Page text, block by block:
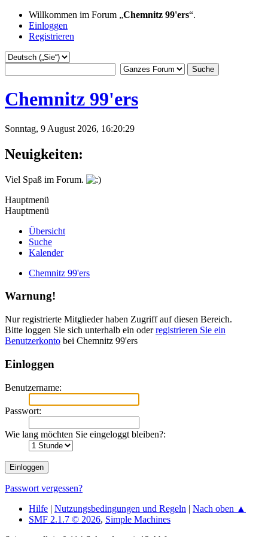
Willkommen im Forum „Chemnitz 99'ers“.
Einloggen
Registrieren
Chemnitz 99'ers
Sonntag, 9 August 2026, 16:20:29
Neuigkeiten:
Viel Spaß im Forum.
Hauptmenü
Hauptmenü
Übersicht
Suche
Kalender
Chemnitz 99'ers
Warnung!
Nur registrierte Mitglieder haben Zugriff auf diesen Bereich.
Bitte loggen Sie sich unterhalb ein oderregistrieren Sie ein
Benutzerkonto bei Chemnitz 99'ers
Einloggen
Benutzername:
Passwort:
Wie lang möchten Sie eingeloggt bleiben?:
Passwort vergessen?
Hilfe | Nutzungsbedingungen und Regeln | Nach oben ▲
SMF 2.1.7 © 2026, Simple Machines